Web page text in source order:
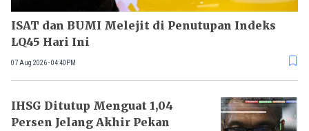
ISAT dan BUMI Melejit di Penutupan Indeks
LQ45 Hari Ini
07 Aug 2026 - 04:40PM
IHSG Ditutup Menguat 1,04
Persen Jelang Akhir Pekan